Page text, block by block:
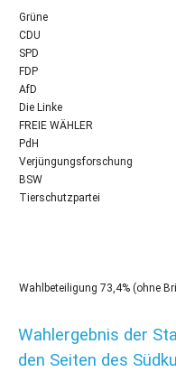
Grüne
CDU
SPD
FDP
AfD
Die Linke
FREIE WÄHLER
PdH
Verjüngungsforschung
BSW
Tierschutzpartei
Wahlbeteiligung 73,4% (ohne
Wahlergebnis der
den Seiten des